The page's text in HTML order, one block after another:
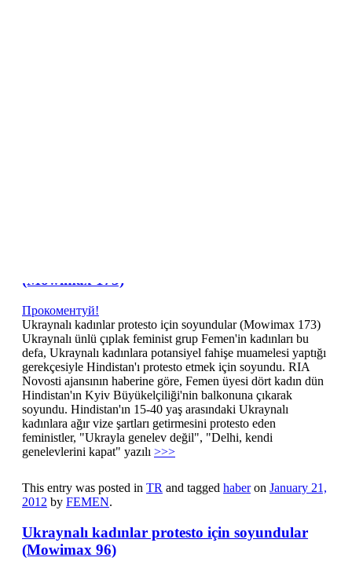
(Mowimax 173)
Прокоментуй!
Ukraynalı kadınlar protesto için soyundular (Mowimax 173)
Ukraynalı ünlü çıplak feminist grup Femen'in kadınları bu
defa, Ukraynalı kadınlara potansiyel fahişe muamelesi yaptığı
gerekçesiyle Hindistan'ı protesto etmek için soyundu. RIA
Novosti ajansının haberine göre, Femen üyesi dört kadın dün
Hindistan'ın Kyiv Büyükelçiliği'nin balkonuna çıkarak
soyundu. Hindistan'ın 15-40 yaş arasındaki Ukraynalı
kadınlara ağır vize şartları getirmesini protesto eden
feministler, "Ukrayla genelev değil", "Delhi, kendi
genelevlerini kapat" yazılı >>>
This entry was posted in TR and tagged haberon January 21,
2012 by FEMEN.
Ukraynalı kadınlar protesto için soyundular
(Mowimax 96)